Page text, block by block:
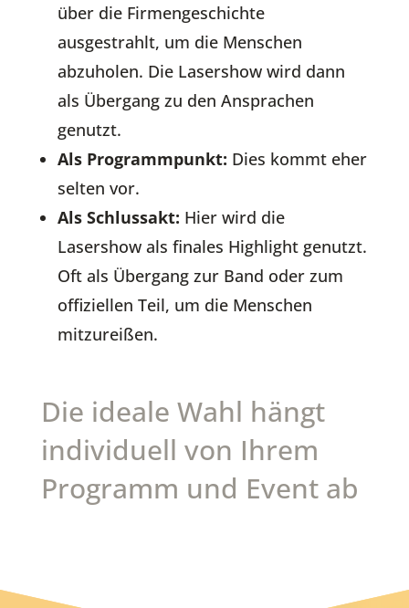
über die Firmengeschichte
ausgestrahlt, um die Menschen
abzuholen. Die Lasershow wird dann
als Übergang zu den Ansprachen
genutzt.
Als Programmpunkt: Dies kommt eher
selten vor.
Als Schlussakt: Hier wird die
Lasershow als finales Highlight genutzt.
Oft als Übergang zur Band oder zum
offiziellen Teil, um die Menschen
mitzureißen.
Die ideale Wahl hängt
individuell von Ihrem
Programm und Event ab